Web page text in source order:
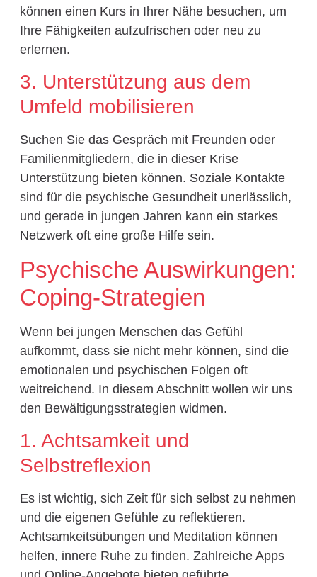
können einen Kurs in Ihrer Nähe besuchen, um
Ihre Fähigkeiten aufzufrischen oder neu zu
erlernen.
3. Unterstützung aus dem
Umfeld mobilisieren
Suchen Sie das Gespräch mit Freunden oder
Familienmitgliedern, die in dieser Krise
Unterstützung bieten können. Soziale Kontakte
sind für die psychische Gesundheit unerlässlich,
und gerade in jungen Jahren kann ein starkes
Netzwerk oft eine große Hilfe sein.
Psychische Auswirkungen:
Coping-Strategien
Wenn bei jungen Menschen das Gefühl
aufkommt, dass sie nicht mehr können, sind die
emotionalen und psychischen Folgen oft
weitreichend. In diesem Abschnitt wollen wir uns
den Bewältigungsstrategien widmen.
1. Achtsamkeit und
Selbstreflexion
Es ist wichtig, sich Zeit für sich selbst zu nehmen
und die eigenen Gefühle zu reflektieren.
Achtsamkeitsübungen und Meditation können
helfen, innere Ruhe zu finden. Zahlreiche Apps